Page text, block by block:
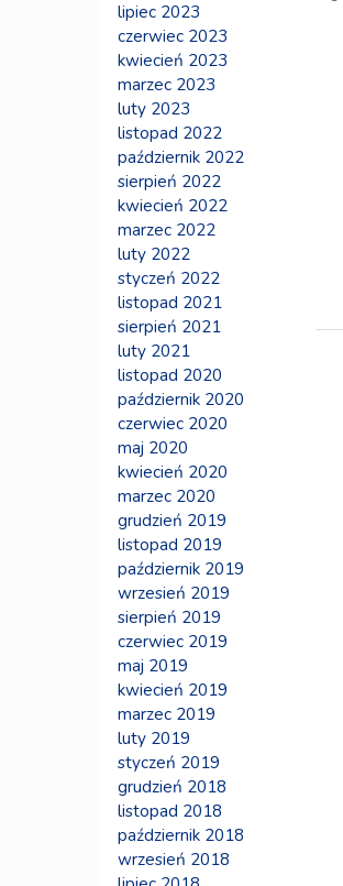
lipiec 2023
czerwiec 2023
kwiecień 2023
marzec 2023
luty 2023
listopad 2022
październik 2022
sierpień 2022
kwiecień 2022
marzec 2022
luty 2022
styczeń 2022
listopad 2021
sierpień 2021
luty 2021
listopad 2020
październik 2020
czerwiec 2020
maj 2020
kwiecień 2020
marzec 2020
grudzień 2019
listopad 2019
październik 2019
wrzesień 2019
sierpień 2019
czerwiec 2019
maj 2019
kwiecień 2019
marzec 2019
luty 2019
styczeń 2019
grudzień 2018
listopad 2018
październik 2018
wrzesień 2018